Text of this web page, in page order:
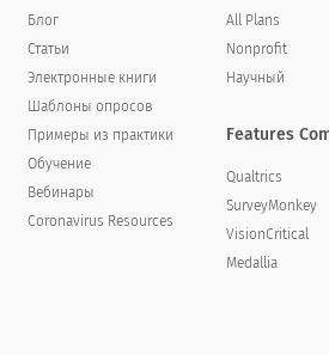
в своей работе, что бы это
Блог
Статьи
Электронные книги
Шаблоны опросов
Примеры из практики
Обучение
Вебинары
Coronavirus Resources
All Plans
Nonprofit
Научный
Features
Qualtrics
SurveyMonkey
VisionCritical
Medallia